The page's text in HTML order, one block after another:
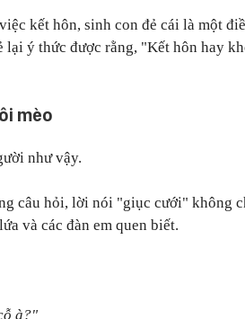
kết hôn, sinh con đẻ cái là một
ý thức được rằng, "Kết hôn hay
mèo
như vậy.
câu hỏi, lời nói "giục cưới" không
và các đàn em quen biết.
à?"